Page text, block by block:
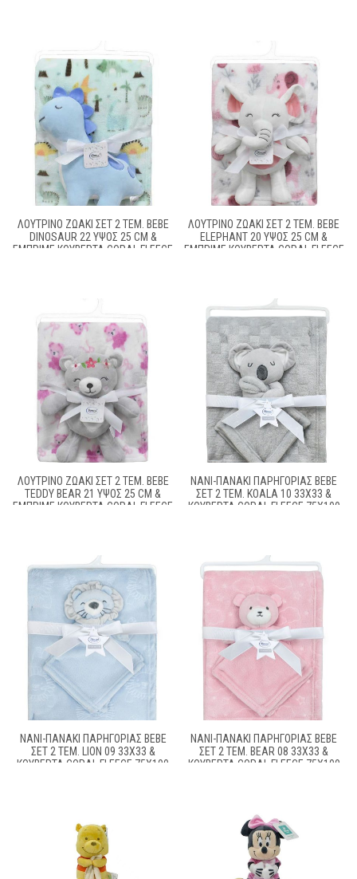
ΛΟΎΤΡΙΝΟ ΖΩΆΚΙ ΣΕΤ 2 ΤΕΜ. BEBE
DINOSAUR 22 ΎΨΟΣ 25 CM &
ΕΜΠΡΙΜΈ ΚΟΥΒΈΡΤΑ CORAL FLEECE
ΛΟΎΤΡΙΝΟ ΖΩΆΚΙ ΣΕΤ 2 ΤΕΜ. BEBE
ELEPHANT 20 ΎΨΟΣ 25 CM &
ΕΜΠΡΙΜΈ ΚΟΥΒΈΡΤΑ CORAL FLEECE
ΛΟΎΤΡΙΝΟ ΖΩΆΚΙ ΣΕΤ 2 ΤΕΜ. BEBE
TEDDY BEAR 21 ΎΨΟΣ 25 CM &
ΕΜΠΡΙΜΈ ΚΟΥΒΈΡΤΑ CORAL FLEECE
ΝΆΝΙ-ΠΑΝΆΚΙ ΠΑΡΗΓΟΡΙΆΣ BEBE
ΣΕΤ 2 ΤΕΜ. KOALA 10 33X33 &
ΚΟΥΒΈΡΤΑ CORAL FLEECE 75X100
ΝΆΝΙ-ΠΑΝΆΚΙ ΠΑΡΗΓΟΡΙΆΣ BEBE
ΣΕΤ 2 ΤΕΜ. LION 09 33X33 &
ΚΟΥΒΈΡΤΑ CORAL FLEECE 75X100
ΝΆΝΙ-ΠΑΝΆΚΙ ΠΑΡΗΓΟΡΙΆΣ BEBE
ΣΕΤ 2 ΤΕΜ. BEAR 08 33X33 &
ΚΟΥΒΈΡΤΑ CORAL FLEECE 75X100